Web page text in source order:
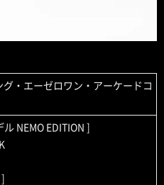
グ・エーゼロワン・アーケードコ
NEMO EDITION ]